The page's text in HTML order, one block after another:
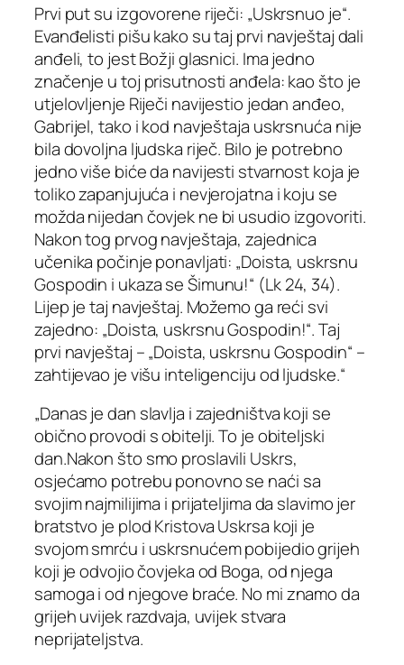
Prvi put su izgovorene riječi: „Uskrsnuo je“.
Evanđelisti pišu kako su taj prvi navještaj dali
anđeli, to jest Božji glasnici. Ima jedno
značenje u toj prisutnosti anđela: kao što je
utjelovljenje Riječi navijestio jedan anđeo,
Gabrijel, tako i kod navještaja uskrsnuća nije
bila dovoljna ljudska riječ. Bilo je potrebno
jedno više biće da navijesti stvarnost koja je
toliko zapanjujuća i nevjerojatna i koju se
možda nijedan čovjek ne bi usudio izgovoriti.
Nakon tog prvog navještaja, zajednica
učenika počinje ponavljati: „Doista, uskrsnu
Gospodin i ukaza se Šimunu!“ (Lk 24, 34).
Lijep je taj navještaj. Možemo ga reći svi
zajedno: „Doista, uskrsnu Gospodin!“. Taj
prvi navještaj – „Doista, uskrsnu Gospodin“ –
zahtijevao je višu inteligenciju od ljudske.“
„Danas je dan slavlja i zajedništva koji se
obično provodi s obitelji. To je obiteljski
dan.Nakon što smo proslavili Uskrs,
osjećamo potrebu ponovno se naći sa
svojim najmilijima i prijateljima da slavimo jer
bratstvo je plod Kristova Uskrsa koji je
svojom smrću i uskrsnućem pobijedio grijeh
koji je odvojio čovjeka od Boga, od njega
samoga i od njegove braće. No mi znamo da
grijeh uvijek razdvaja, uvijek stvara
neprijateljstva.